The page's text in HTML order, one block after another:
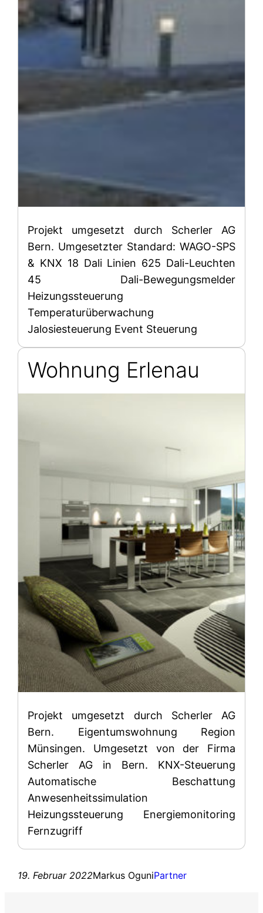
Projekt umgesetzt durch Scherler AG
Bern. Umgesetzter Standard: WAGO-SPS
& KNX 18 Dali Linien 625 Dali-Leuchten
45 Dali-Bewegungsmelder
Heizungssteuerung
Temperaturüberwachung
Jalosiesteuerung Event Steuerung
Wohnung Erlenau
Projekt umgesetzt durch Scherler AG
Bern. Eigentumswohnung Region
Münsingen. Umgesetzt von der Firma
Scherler AG in Bern. KNX-Steuerung
Automatische Beschattung
Anwesenheitssimulation
Heizungssteuerung Energiemonitoring
Fernzugriff
19. Februar 2022Markus OguniPartner